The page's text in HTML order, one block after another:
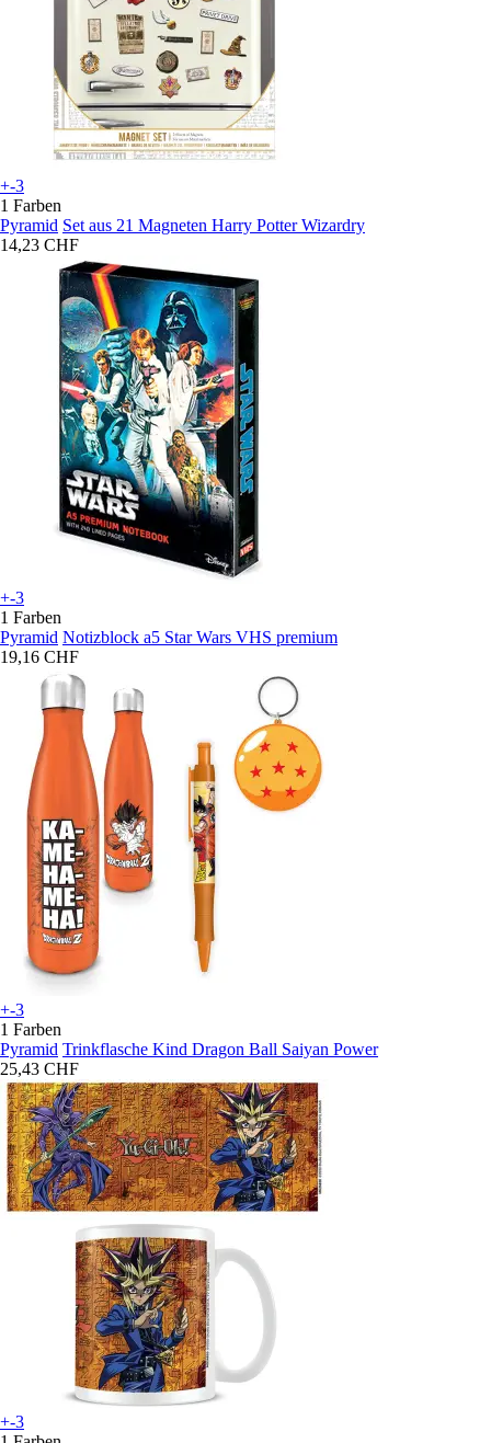
+-3
1 Farben
Pyramid Set aus 21 Magneten Harry Potter Wizardry
14,23 CHF
+-3
1 Farben
Pyramid Notizblock a5 Star Wars VHS premium
19,16 CHF
+-3
1 Farben
Pyramid Trinkflasche Kind Dragon Ball Saiyan Power
25,43 CHF
+-3